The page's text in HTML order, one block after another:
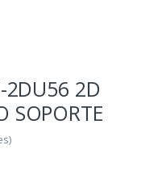
2DU56 2D
SOPORTE